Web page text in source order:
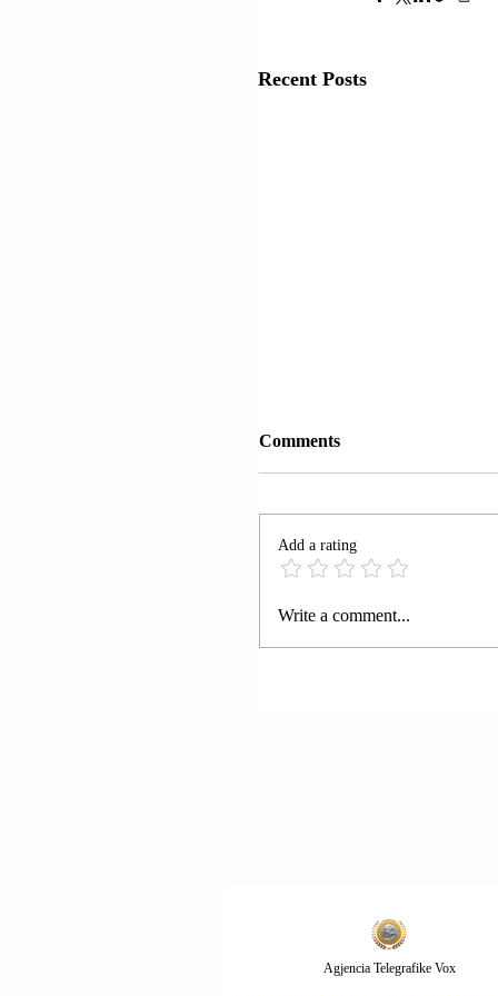
Recent Posts
KRYEMINISTRI
Comments
Add a rating
Write a comment...
Agjencia Telegrafike Vox